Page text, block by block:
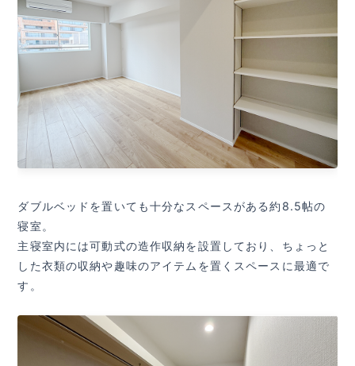
ダブルベッドを置いても十分なスペースがある約8.5帖の
寝室。
主寝室内には可動式の造作収納を設置しており、ちょっと
した衣類の収納や趣味のアイテムを置くスペースに最適で
す。